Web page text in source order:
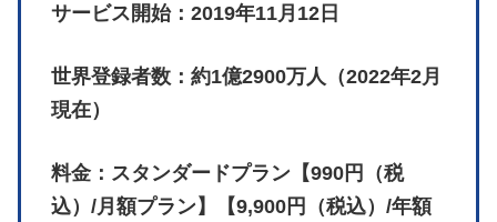
サービス開始：2019年11月12日
世界登録者数：約1億2900万人（2022年2月
現在）
料金：スタンダードプラン【990円（税
込）/月額プラン】【9,900円（税込）/年額